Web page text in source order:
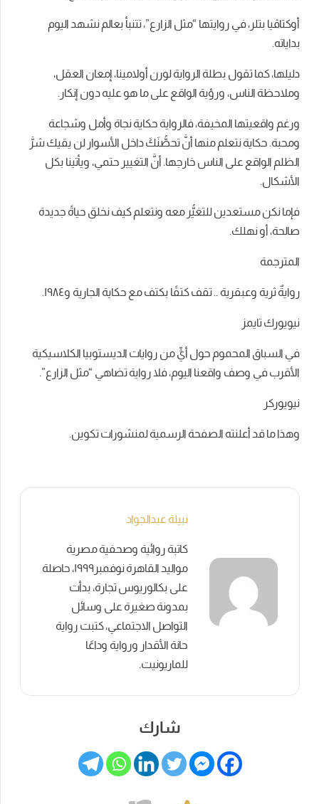
أوكتاڤيا بتلر، في روايتها “مثل الزارع”، تتنبأ بعالم نشهد اليوم
بداياته.
دليلها، كما تقول بطلة الرواية لورن أولامينا، إمعان العقل،
وملاحظة الناس، ورؤية الواقع على ما هو عليه دون إنكار.
ورغم واقعيتها المخيفة، فالرواية حكاية نجاة وأمل وشجاعة
ومحبة. حكاية نتعلم منها أنَّ تحصُّنَكَ داخل الأسوار لن يقيك شرَّ
الظلم الواقع على الناس خارجها. أنَّ التغيير حتمي، ويأتينا بكل
الأشكال.
فإما نكن مستعدين للتغيُّر معه ونتعلم كيف نخلق حياةً جديدة
صالحة، أو نهلك.
المترجمة
روايةٌ ثرية وعبقرية .. تقف كتفًا بكتف مع حكاية الجارية و١٩٨٤.
نيويورك تايمز
في السباق المحموم حول أيٍّ من روايات الديستوبيا الكلاسيكية
الأقرب في وصف واقعنا اليوم، فلا رواية تضاهي “مثل الزارع”.
نيويوركر
وهذا ما قد أعلنته الصفحة الرسمية لمنشورات تكوين.
نبيلة عبدالجواد
كاتبة روائية وصحفية مصرية
مواليد القاهرة نوفمبر١٩٩٩، حاصلة
على بكالوريوس تجارة، بدأت
بمدونة صغيرة على وسائل
التواصل الاجتماعي، كتبت رواية
حانة الأقدار ورواية وداعًا
للماريونيت.
شارك